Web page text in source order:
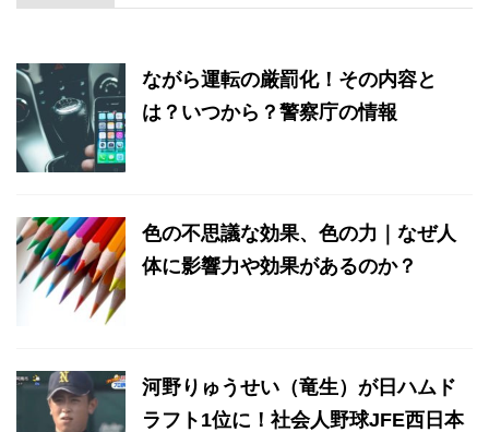
ながら運転の厳罰化！その内容と
は？いつから？警察庁の情報
色の不思議な効果、色の力｜なぜ人
体に影響力や効果があるのか？
河野りゅうせい（竜生）が日ハムド
ラフト1位に！社会人野球JFE西日本